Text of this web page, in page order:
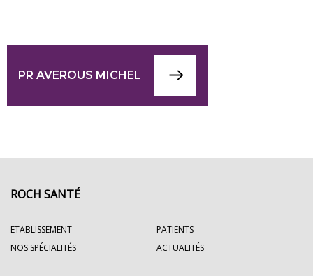
PR AVEROUS MICHEL
ROCH SANTÉ
ETABLISSEMENT
PATIENTS
NOS SPÉCIALITÉS
ACTUALITÉS